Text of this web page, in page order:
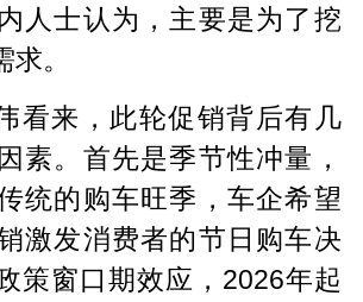
人士认为，主要是为了挖
。
看来，此轮促销背后有几
素。首先是季节性冲量，
统的购车旺季，车企希望
激发消费者的节日购车决
策窗口期效应，2026年起